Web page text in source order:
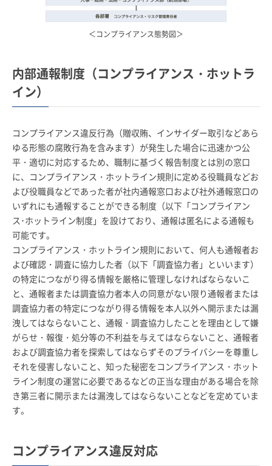
＜コンプライアンス態勢図＞
内部通報制度（コンプライアンス・ホットラ
イン）
コンプライアンス違反行為（贈収賄、インサイダー取引などあら
ゆる形態の腐敗行為を含みます）が発生した場合に迅速かつ公
平・適切に対応するため、職制に基づく報告制度とは別の窓口
に、コンプライアンス・ホットライン規則に定める役職員などお
よび役職員などであった者が社内通報窓口および社外通報窓口の
いずれにも通報することができる制度（以下「コンプライアン
ス･ホットライン制度」を設けており、通報は匿名による通報も
可能です。
コンプライアンス・ホットライン規則において、何人も通報者お
よび確認・調査に協力した者（以下「調査協力者」といいます）
の特定につながり得る情報を厳格に管理しなければならないこ
と、通報者または調査協力者本人の同意がない限り通報者または
調査協力者の特定につながり得る情報を本人以外へ開示または漏
洩してはならないこと、通報・調査協力したことを理由として嫌
がらせ・報復・処分等の不利益を与えてはならないこと、通報者
および調査協力者を探索してはならずそのプライバシーを尊重し
それを侵害しないこと、知った秘密をコンプライアンス・ホット
ライン制度の運営に必要であるなどの正当な理由がある場合を除
き第三者に開示または漏洩してはならないことなどを定めていま
す。
コンプライアンス違反対応